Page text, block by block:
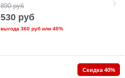
890 руб
530 руб
выгода 360 рубили 40%
Скидка 40%